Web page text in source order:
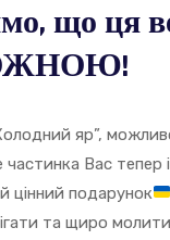
що ця
яр”,
Вас тепер
подарунок
та щиро